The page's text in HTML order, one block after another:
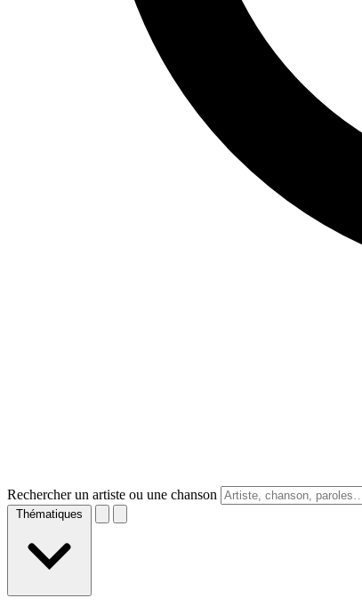
Rechercher un artiste ou une chanson
Thématiques